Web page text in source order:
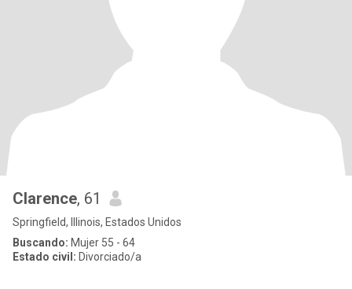
Clarence, 61
Springfield, Illinois, Estados Unidos
Buscando: Mujer 55 - 64
Estado civil: Divorciado/a